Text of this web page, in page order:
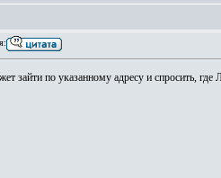
по указанному адресу и спросить, где